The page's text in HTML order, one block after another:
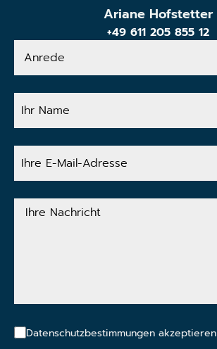
Ariane Hofstetter
+49 611 205 855 12
Anrede
Ihr
Name
Ihre
E-
Adresse
Ihre
Nachricht
Datenschutzbestimmungen akzeptieren